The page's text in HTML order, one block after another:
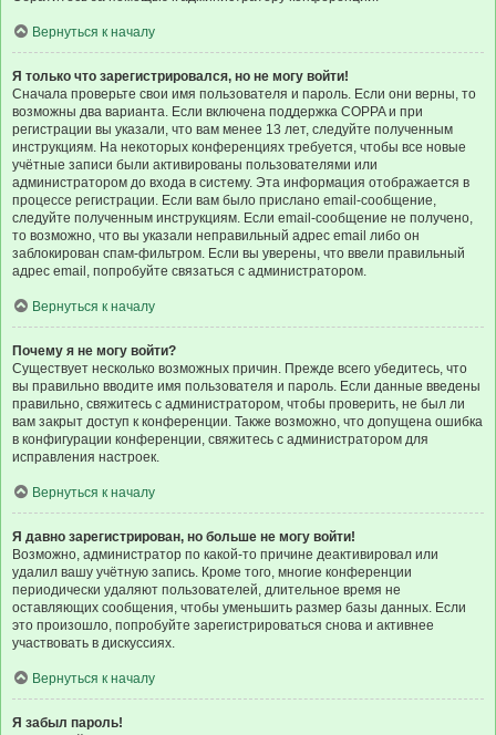
Вернуться к началу
Я только что зарегистрировался, но не могу войти!
Сначала проверьте свои имя пользователя и пароль. Если они верны, то
возможны два варианта. Если включена поддержка COPPA и при
регистрации вы указали, что вам менее 13 лет, следуйте полученным
инструкциям. На некоторых конференциях требуется, чтобы все новые
учётные записи были активированы пользователями или
администратором до входа в систему. Эта информация отображается в
процессе регистрации. Если вам было прислано email-сообщение,
следуйте полученным инструкциям. Если email-сообщение не получено,
то возможно, что вы указали неправильный адрес email либо он
заблокирован спам-фильтром. Если вы уверены, что ввели правильный
адрес email, попробуйте связаться с администратором.
Вернуться к началу
Почему я не могу войти?
Существует несколько возможных причин. Прежде всего убедитесь, что
вы правильно вводите имя пользователя и пароль. Если данные введены
правильно, свяжитесь с администратором, чтобы проверить, не был ли
вам закрыт доступ к конференции. Также возможно, что допущена ошибка
в конфигурации конференции, свяжитесь с администратором для
исправления настроек.
Вернуться к началу
Я давно зарегистрирован, но больше не могу войти!
Возможно, администратор по какой-то причине деактивировал или
удалил вашу учётную запись. Кроме того, многие конференции
периодически удаляют пользователей, длительное время не
оставляющих сообщения, чтобы уменьшить размер базы данных. Если
это произошло, попробуйте зарегистрироваться снова и активнее
участвовать в дискуссиях.
Вернуться к началу
Я забыл пароль!